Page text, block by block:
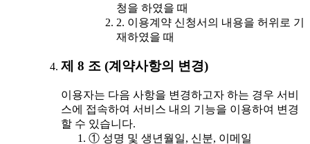
청을 하였을 때
2. 이용계약 신청서의 내용을 허위로 기
재하였을 때
제 8 조 (계약사항의 변경)
이용자는 다음 사항을 변경하고자 하는 경우 서비
스에 접속하여 서비스 내의 기능을 이용하여 변경
할 수 있습니다.
① 성명 및 생년월일, 신분, 이메일